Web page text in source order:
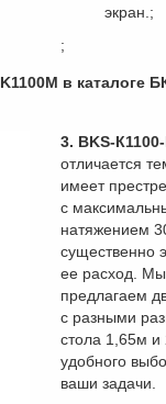
экран.;
;
в каталоге
3. BKS-
отличается
имеет
с
натяжением
существенно
ее расход. Мы
предлагаем
с разными
стола 1,65м
удобного
ваши задачи.